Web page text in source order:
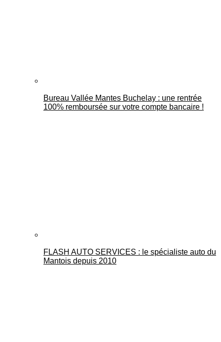
Bureau Vallée Mantes Buchelay : une rentrée
100% remboursée sur votre compte bancaire !
FLASH AUTO SERVICES : le spécialiste auto du
Mantois depuis 2010